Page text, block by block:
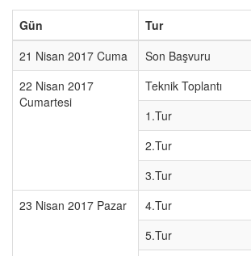
Gün Tur
21 Nisan 2017 Cuma
Son Başvuru
22 Nisan 2017
Cumartesi
Teknik Toplantı
1.Tur
2.Tur
3.Tur
23 Nisan 2017 Pazar
4.Tur
5.Tur